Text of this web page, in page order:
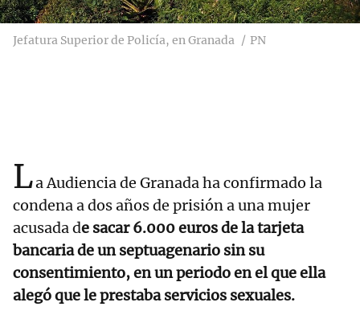
Jefatura Superior de Policía, en Granada PN
La Audiencia de Granada ha confirmado la
condena a dos años de prisión a una mujer
acusada de sacar 6.000 euros de la tarjeta
bancaria de un septuagenario sin su
consentimiento, en un periodo en el que ella
alegó que le prestaba servicios sexuales.